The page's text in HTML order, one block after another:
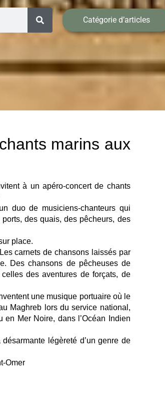
Catégorie d’articles
marins aux
à un apéro-concert de chants
duo de musiciens-chanteurs qui
des quais, des pêcheurs, des
place.
carnets de chansons laissés par
Des chansons de pêcheuses de
des aventures de forçats, de
une musique portuaire où le
Maghreb lors du service national,
Mer Noire, dans l’Océan Indien
légèreté d’un genre de
Omer